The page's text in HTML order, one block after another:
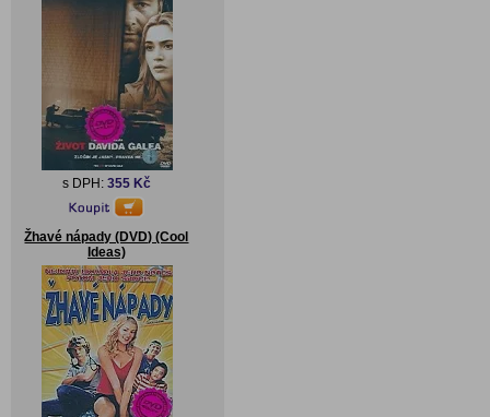
s DPH: 355 Kč
Žhavé nápady (DVD) (Cool
Ideas)